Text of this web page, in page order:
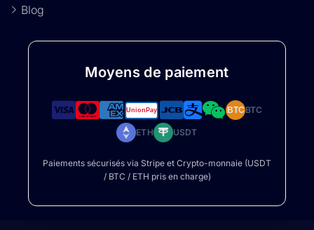
Blog
Moyens de paiement
BTCBTC
ETH USDT
Paiements sécurisés via Stripe et Crypto-monnaie (USDT
/ BTC / ETH pris en charge)